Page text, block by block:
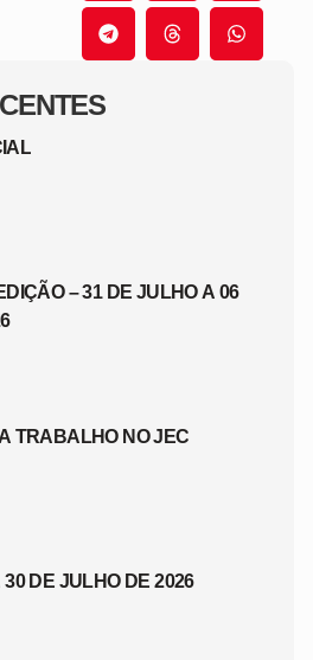
– 31 DE JULHO A 06
TRABALHO NO JEC
DE JULHO DE 2026